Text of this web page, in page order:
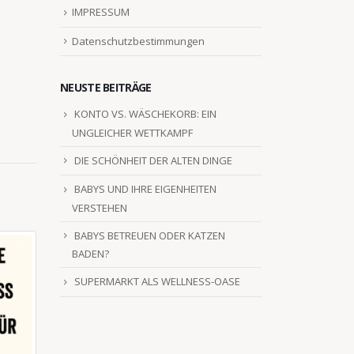
IMPRESSUM
Datenschutzbestimmungen
NEUSTE BEITRÄGE
KONTO VS. WÄSCHEKORB: EIN
UNGLEICHER WETTKAMPF
DIE SCHÖNHEIT DER ALTEN DINGE
BABYS UND IHRE EIGENHEITEN
VERSTEHEN
BABYS BETREUEN ODER KATZEN
BADEN?
SUPERMARKT ALS WELLNESS-OASE